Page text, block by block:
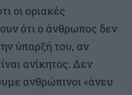
οι οριακές
ότι ο άνθρωπος δεν
ύπαρξή του, αν
ανίκητος. Δεν
ανθρώπινοι «άνευ